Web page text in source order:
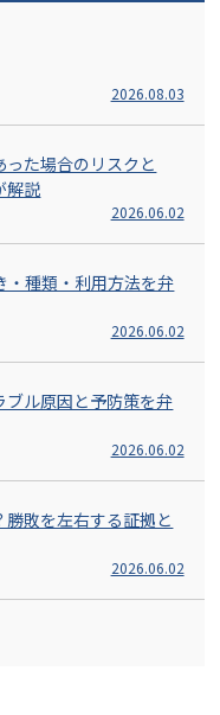
2026.08.03
た場合のリスクと
解説
2026.06.02
・種類・利用方法を弁
2026.06.02
ル原因と予防策を弁
2026.06.02
敗を左右する証拠と
2026.06.02